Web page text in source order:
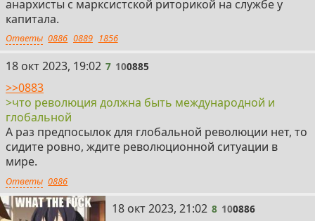
анархисты с марксистской риторикой на службе у
капитала.
Ответы 0886 0889 1856
7
18 окт 2023, 19:02 7 100885
>>0883
>что революция должна быть международной и
глобальной
А раз предпосылок для глобальной революции нет, то
сидите ровно, ждите революционной ситуации в
мире.
Ответы 0886
8
18 окт 2023, 21:02 8 100886